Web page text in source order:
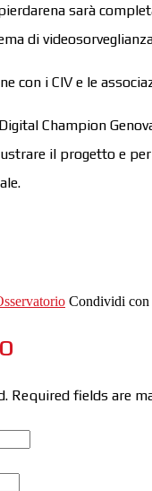
sarà
di
con i CIV e le
Champion
il progetto e
Condividi con
Required fields are